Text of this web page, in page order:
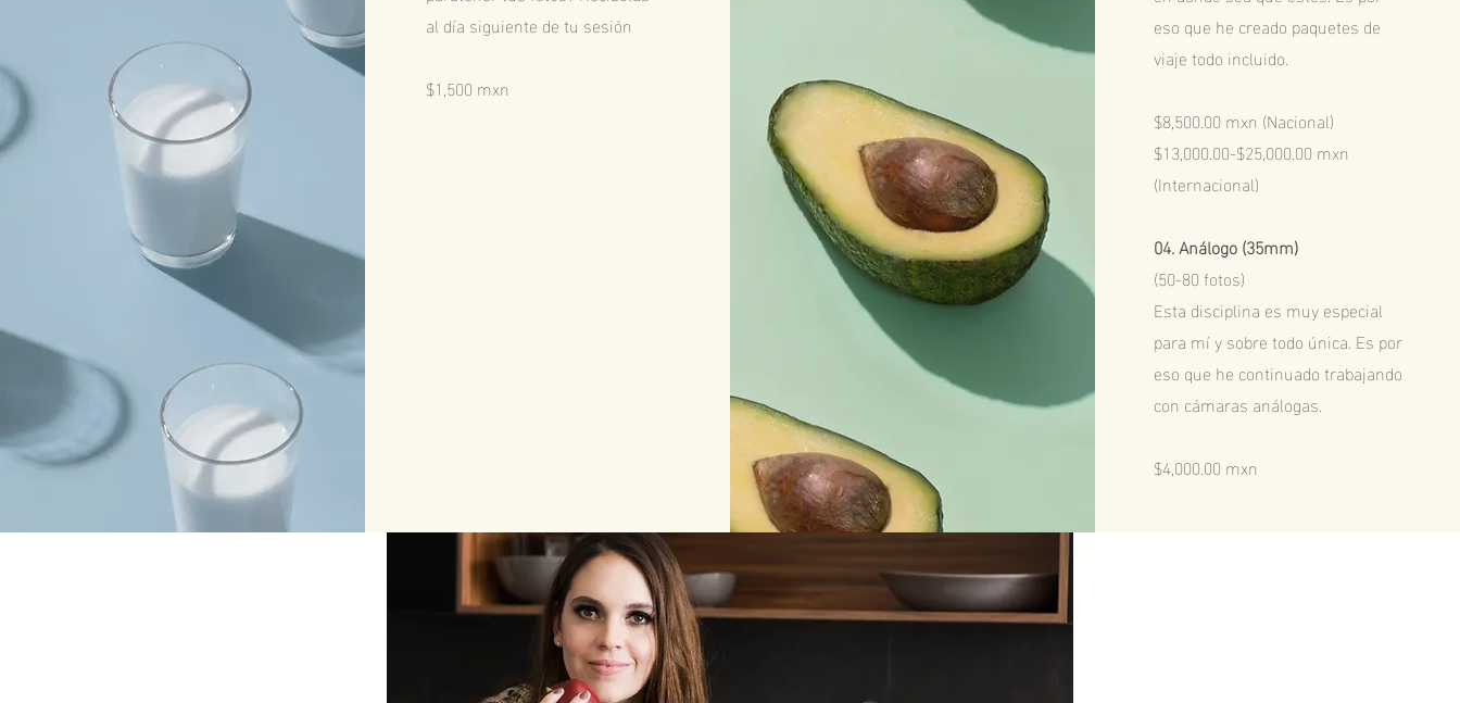
al día siguiente de tu sesión
$1,500 mxn
eso que he creado paquetes de
viaje todo incluido.
$8,500.00 mxn (Nacional)
$13,000.00-$25,000.00 mxn
(Internacional)
04. Análogo (35mm)
(50-80 fotos)
Esta disciplina es muy especial
para mí y sobre todo única. Es por
eso que he continuado trabajando
con cámaras análogas.
$4,000.00 mxn